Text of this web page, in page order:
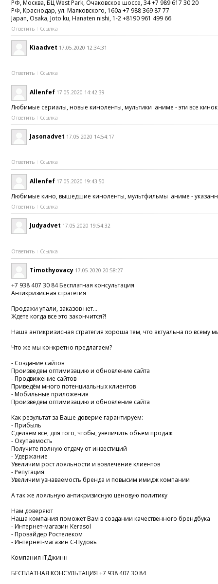
РФ, Москва, БЦ West Park, Очаковское шоссе, 34 +7 989 617 30 20
РФ, Краснодар, ул. Маяковского, 160а +7 988 369 87 77
Japan, Osaka, Joto ku, Hanaten nishi, 1-2 +8190 961 499 66
Ответить Ссылка
Kiaadvet 17.05.2020 12:34:31
Ответить Ссылка
Allenfef 17.05.2020 14:42:39
Любимые сериалы, новые киноленты, мультики аниме - эти все
Ответить Ссылка
Jasonadvet 17.05.2020 14:54:17
Ответить Ссылка
Allenfef 17.05.2020 19:43:50
Любимые кино, вышедшие киноленты, мультфильмы аниме -
Ответить Ссылка
Judyadvet 17.05.2020 19:54:32
Ответить Ссылка
Timothyovacy 17.05.2020 20:58:27
+7 938 407 30 84 Бесплатная консультация
Антикризисная стратегия
Продажи упали, заказов нет...
Ждете когда все это закончится?!
Наша антикризисная стратегия хороша тем, что актуальна по
Что же мы конкретно предлагаем?
- Создание сайтов
Произведем оптимизацию и обновление сайта
- Продвижение сайтов
Приведём много потенциальных клиентов
- Мобильные приложения
Произведем оптимизацию и обновление сайта
Как результат за Ваше доверие гарантируем:
- Прибыль
Сделаем всё, для того, чтобы, увеличить объем продаж
- Окупаемость
Получите полную отдачу от инвестиций
- Удержание
Увеличим рост лояльности и вовлечение клиентов
- Репутация
Увеличим узнаваемость бренда и повысим имидж компании
А так же лояльную антикризисную ценовую политику
Нам доверяют
Наша компания поможет Вам в создании качественного брендбука
- Интернет-магазин Kerasol
- Провайдер Ростелеком
- Интернет-магазин С-Пудовъ
Компания iTДжинн
БЕСПЛАТНАЯ КОНСУЛЬТАЦИЯ +7 938 407 30 84